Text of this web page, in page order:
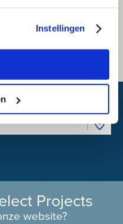
Instellingen
Projects
website?